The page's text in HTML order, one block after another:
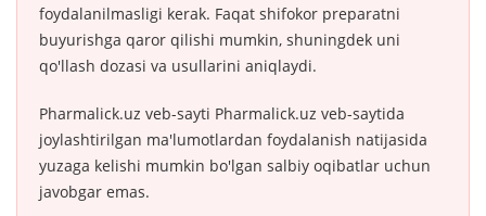
foydalanilmasligi kerak. Faqat shifokor preparatni
buyurishga qaror qilishi mumkin, shuningdek uni
qo'llash dozasi va usullarini aniqlaydi.
Pharmalick.uz veb-sayti Pharmalick.uz veb-saytida
joylashtirilgan ma'lumotlardan foydalanish natijasida
yuzaga kelishi mumkin bo'lgan salbiy oqibatlar uchun
javobgar emas.